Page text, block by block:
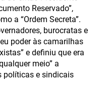
Reservado”,
a “Ordem Secreta”.
burocratas e
poder às camarilhas
e definiu que era
meio” a
políticas e sindicais